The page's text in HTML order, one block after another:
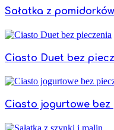
Sałatka z
Ciasto Duet bez
Ciasto jogurtowe bez